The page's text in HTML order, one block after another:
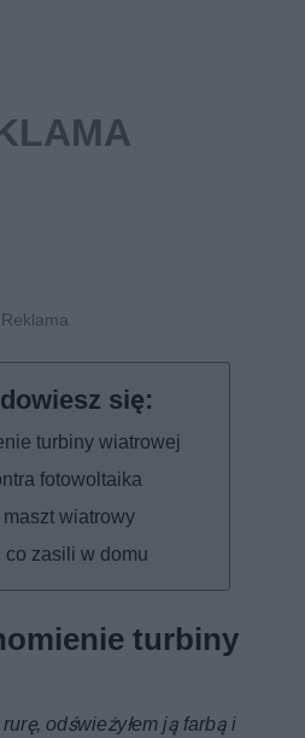
turbiny wiatrowej
fotowoltaika
wiatrowy
co zasili w domu
turbiny
odświeżyłem ją farbą i